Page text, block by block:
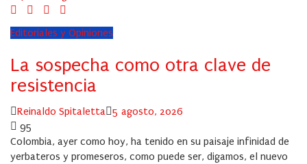
Editoriales y Opiniones
La sospecha como otra clave de
resistencia
Author
Reinaldo Spitaletta Posted
5 agosto, 2026
95
Colombia, ayer como hoy, ha tenido en su paisaje infinidad de
yerbateros y promeseros, como puede ser, digamos, el nuevo